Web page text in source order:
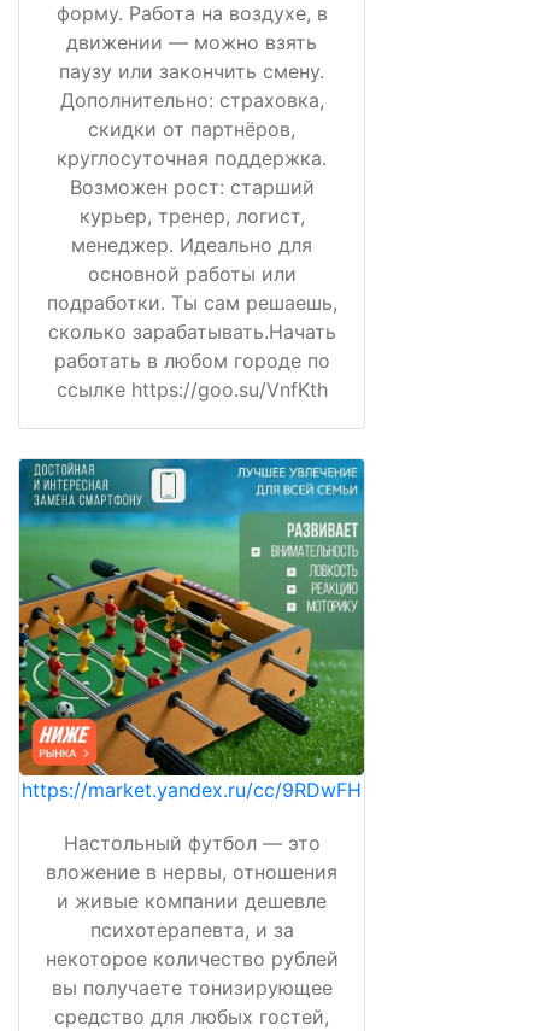
форму. Работа на воздухе, в
движении — можно взять
паузу или закончить смену.
Дополнительно: страховка,
скидки от партнёров,
круглосуточная поддержка.
Возможен рост: старший
курьер, тренер, логист,
менеджер. Идеально для
основной работы или
подработки. Ты сам решаешь,
сколько зарабатывать.Начать
работать в любом городе по
ссылке https://goo.su/VnfKth
https://market.yandex.ru/cc/9RDwFH
Настольный футбол — это
вложение в нервы, отношения
и живые компании дешевле
психотерапевта, и за
некоторое количество рублей
вы получаете тонизирующее
средство для любых гостей,